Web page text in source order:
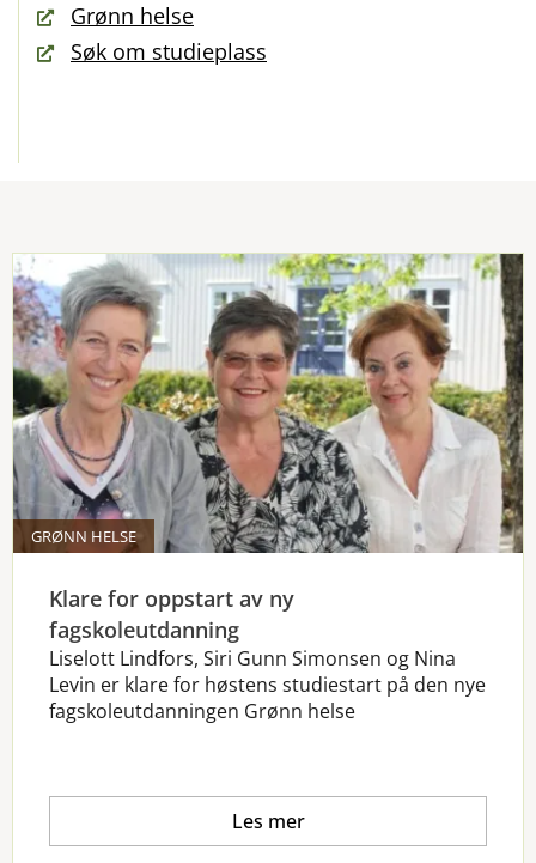
Grønn helse
Søk om studieplass
GRØNN HELSE
Klare for oppstart av ny
fagskoleutdanning
Liselott Lindfors, Siri Gunn Simonsen og Nina
Levin er klare for høstens studiestart på den nye
fagskoleutdanningen Grønn helse
Les mer